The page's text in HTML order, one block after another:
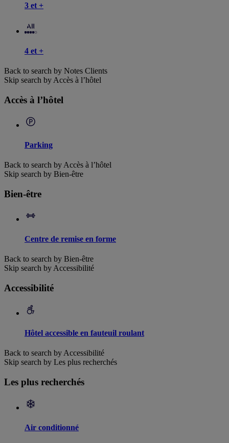
3 et +
4 et +
Back to search by Notes Clients
Skip search by Accès à l’hôtel
Accès à l’hôtel
Parking
Back to search by Accès à l’hôtel
Skip search by Bien-être
Bien-être
Centre de remise en forme
Back to search by Bien-être
Skip search by Accessibilité
Accessibilité
Hôtel accessible en fauteuil roulant
Back to search by Accessibilité
Skip search by Les plus recherchés
Les plus recherchés
Air conditionné